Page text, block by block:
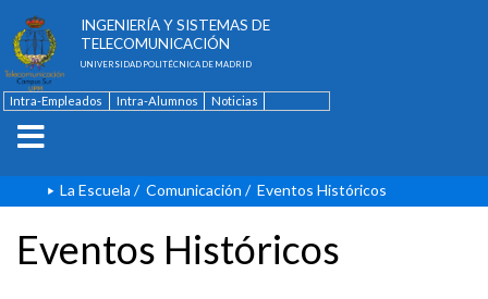
INGENIERÍA Y SISTEMAS DE
TELECOMUNICACIÓN
UNIVERSIDAD POLITÉCNICA DE MADRID
Intra-Empleados Intra-Alumnos
Noticias
La Escuela / Comunicación / Eventos Históricos
Eventos Históricos